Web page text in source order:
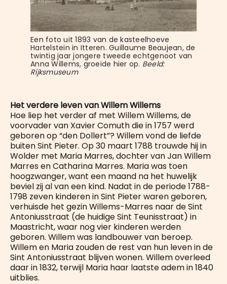
Een foto uit 1893 van de kasteelhoeve
Hartelstein in Itteren. Guillaume Beaujean, de
twintig jaar jongere tweede echtgenoot van
Anna Willems, groeide hier op. Beeld:
Rijksmuseum
Het verdere leven van Willem Willems
Hoe liep het verder af met Willem Willems, de
voorvader van Xavier Comuth die in 1757 werd
geboren op “den Dollert”? Willem vond de liefde
buiten Sint Pieter. Op 30 maart 1788 trouwde hij in
Wolder met Maria Marres, dochter van Jan Willem
Marres en Catharina Marres. Maria was toen
hoogzwanger, want een maand na het huwelijk
beviel zij al van een kind. Nadat in de periode 1788-
1798 zeven kinderen in Sint Pieter waren geboren,
verhuisde het gezin Willems-Marres naar de Sint
Antoniusstraat (de huidige Sint Teunisstraat) in
Maastricht, waar nog vier kinderen werden
geboren. Willem was landbouwer van beroep.
Willem en Maria zouden de rest van hun leven in de
Sint Antoniusstraat blijven wonen. Willem overleed
daar in 1832, terwijl Maria haar laatste adem in 1840
uitblies.